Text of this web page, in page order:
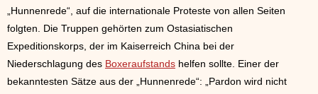
„Hunnenrede“, auf die internationale Proteste von allen Seiten
folgten. Die Truppen gehörten zum Ostasiatischen
Expeditionskorps, der im Kaiserreich China bei der
Niederschlagung des Boxeraufstands helfen sollte. Einer der
bekanntesten Sätze aus der „Hunnenrede“: „Pardon wird nicht